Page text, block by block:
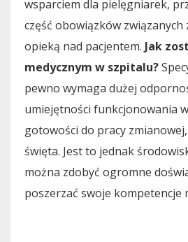
wsparciem dla pielęgniarek,
część obowiązków
opieką nad pacjentem. Jak
medycznym w szpitalu?
pewno wymaga dużej
umiejętności funkcjonowania
gotowości do pracy
święta. Jest to jednak
można zdobyć ogromne
poszerzać swoje kompetencje